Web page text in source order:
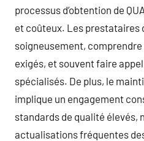
processus d’obtention de
et coûteux. Les prestataires
soigneusement,
exigés, et souvent faire
spécialisés. De plus, le
implique un engagement
standards de qualité élevés,
actualisations fréquentes